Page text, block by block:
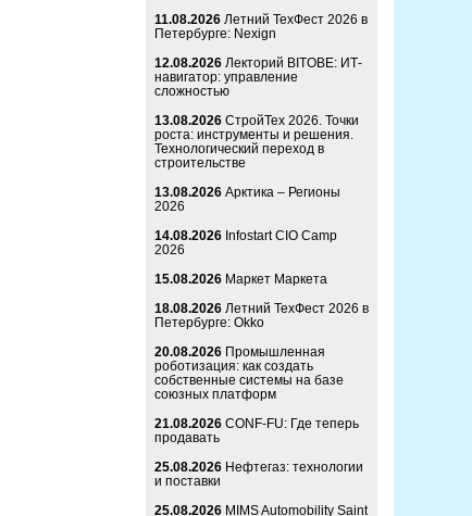
11.08.2026 Летний ТехФест 2026 в
Петербурге: Nexign
12.08.2026 Лекторий BITOBE: ИТ-
навигатор: управление
сложностью
13.08.2026 СтройТех 2026. Точки
роста: инструменты и решения.
Технологический переход в
строительстве
13.08.2026 Арктика – Регионы
2026
14.08.2026 Infostart CIO Camp
2026
15.08.2026 Маркет Маркета
18.08.2026 Летний ТехФест 2026 в
Петербурге: Okko
20.08.2026 Промышленная
роботизация: как создать
собственные системы на базе
союзных платформ
21.08.2026 CONF-FU: Где теперь
продавать
25.08.2026 Нефтегаз: технологии
и поставки
25.08.2026 MIMS Automobility Saint